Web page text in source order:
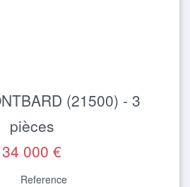
(21500) - 3
pièces
34 000 €
Reference